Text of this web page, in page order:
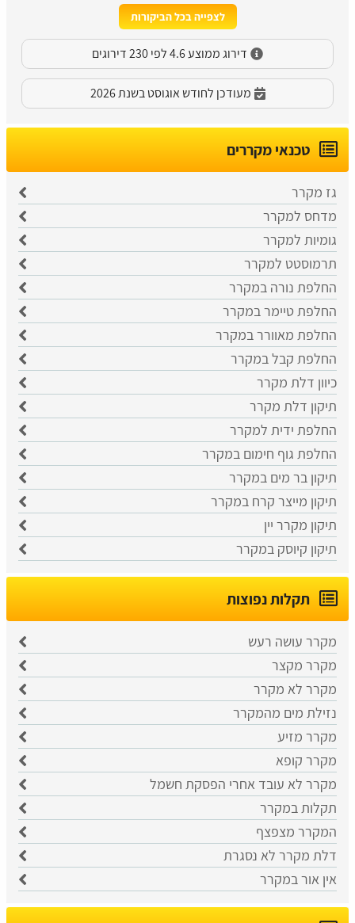
לצפייה בכל הביקורות
דירוג ממוצע 4.6 לפי 230 דירוגים
מעודכן לחודש אוגוסט בשנת 2026
טכנאי מקררים
גז מקרר
מדחס למקרר
גומיות למקרר
​תרמוסטט למקרר
החלפת נורה במקרר
החלפת טיימר במקרר
החלפת מאוורר במקרר
החלפת קבל במקרר
כיוון דלת מקרר
תיקון דלת מקרר
החלפת ידית למקרר
החלפת גוף חימום במקרר
תיקון בר מים במקרר
תיקון מייצר קרח במקרר
תיקון מקרר יין
תיקון קיוסק במקרר
תקלות נפוצות
מקרר עושה רעש
מקרר מקצר
מקרר לא מקרר
נזילת מים מהמקרר
מקרר מזיע
מקרר קופא
מקרר לא עובד אחרי הפסקת חשמל
תקלות במקרר
המקרר מצפצף
דלת מקרר לא נסגרת
אין אור במקרר